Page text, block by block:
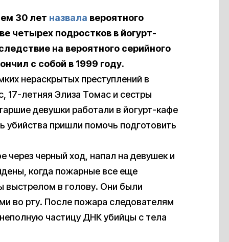
30 лет назвала вероятного
четырех подростков в йогурт-
на вероятного серийного
с собой в 1999 году.
нераскрытых преступлений в
17-летняя Элиза Томас и сестры
девушки работали в йогурт-кафе
убийства пришли помочь подготовить
через черный ход, напал на девушек и
когда пожарные все еще
выстрелом в голову. Они были
во рту. После пожара следователям
частицу ДНК убийцы с тела